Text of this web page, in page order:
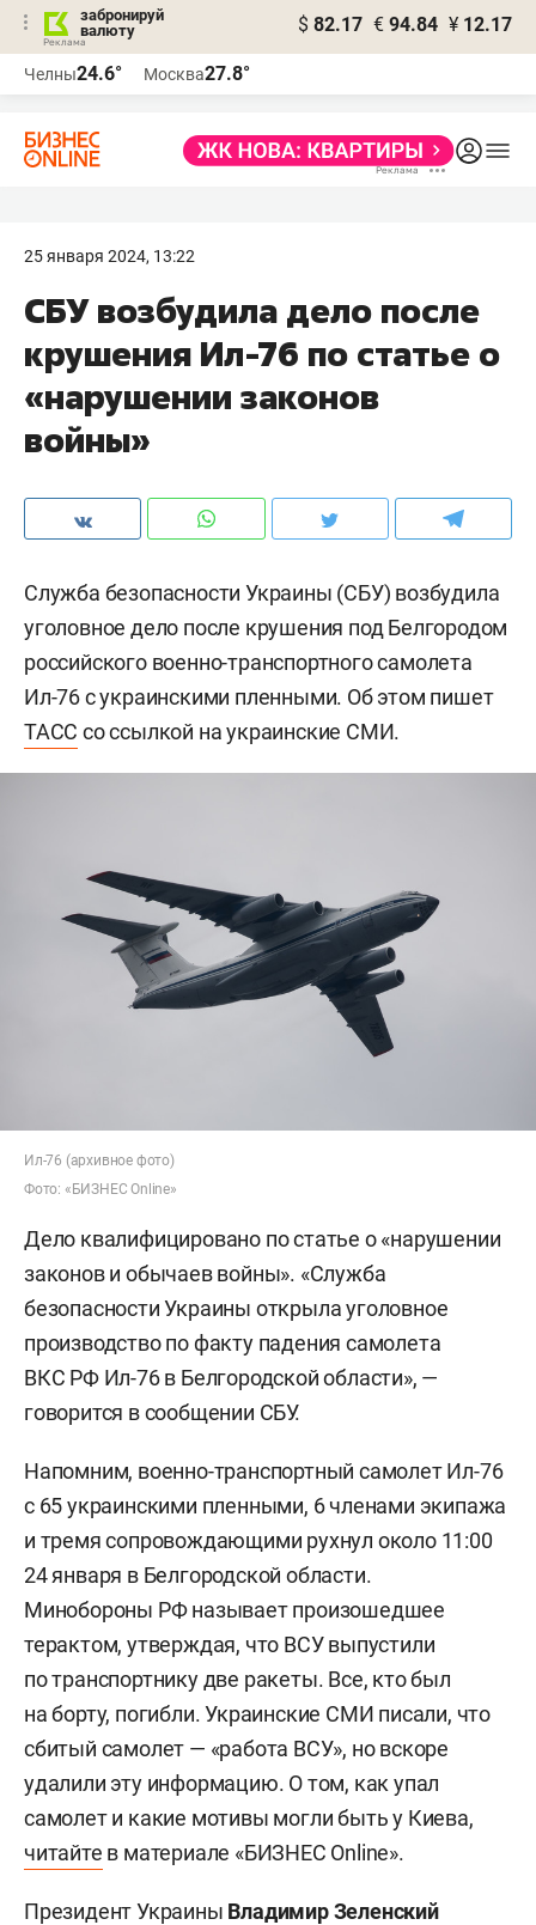
забронируй
валюту
$ 82.17 € 94.84 ¥ 12.17
Челны24.6° Москва27.8°
25 января 2024, 13:22
СБУ возбудила дело после
крушения Ил-76 по статье о
«нарушении законов
войны»
Служба безопасности Украины (СБУ) возбудила
уголовное дело после крушения под Белгородом
российского военно-транспортного самолета
Ил-76 с украинскими пленными. Об этом пишет
ТАСС со ссылкой на украинские СМИ.
Ил-76 (архивное фото)
Фото: «БИЗНЕС Online»
Дело квалифицировано по статье о «нарушении
законов и обычаев войны». «Служба
безопасности Украины открыла уголовное
производство по факту падения самолета
ВКС РФ Ил-76 в Белгородской области», —
говорится в сообщении СБУ.
Напомним, военно-транспортный самолет Ил-76
с 65 украинскими пленными, 6 членами экипажа
и тремя сопровождающими рухнул около 11:00
24 января в Белгородской области.
Минобороны РФ называет произошедшее
терактом, утверждая, что ВСУ выпустили
по транспортнику две ракеты. Все, кто был
на борту, погибли. Украинские СМИ писали, что
сбитый самолет — «работа ВСУ», но вскоре
удалили эту информацию. О том, как упал
самолет и какие мотивы могли быть у Киева,
читайте в материале «БИЗНЕС Online».
Президент Украины Владимир Зеленский